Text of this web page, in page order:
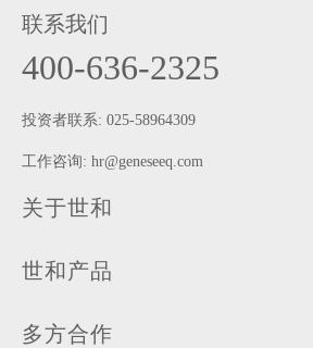
联系我们
400-636-2325
投资者联系: 025-58964309
工作咨询: hr@geneseeq.com
关于世和
世和产品
多方合作